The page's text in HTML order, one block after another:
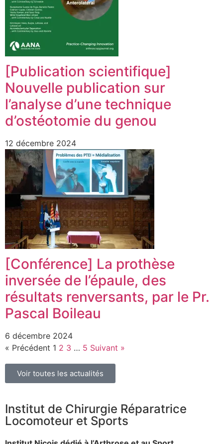
[Publication scientifique]
Nouvelle publication sur
l’analyse d’une technique
d’ostéotomie du genou
12 décembre 2024
[Conférence] La prothèse
inversée de l’épaule, des
résultats renversants, par le Pr.
Pascal Boileau
6 décembre 2024
« Précédent 1 2 3 … 5 Suivant »
Voir toutes les actualités
Institut de Chirurgie Réparatrice
Locomoteur et Sports